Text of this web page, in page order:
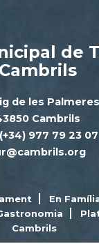
de
Cambrils
de les
Cambrils
977 79 23 07
En
Cambrils